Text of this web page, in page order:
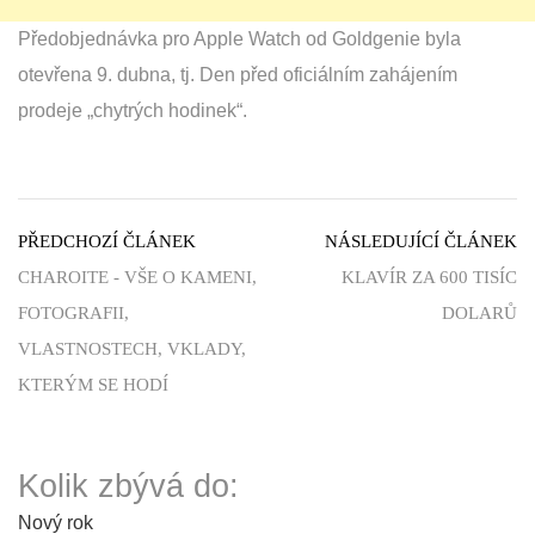
Předobjednávka pro Apple Watch od Goldgenie byla
otevřena 9. dubna, tj. Den před oficiálním zahájením
prodeje „chytrých hodinek“.
PŘEDCHOZÍ ČLÁNEK
CHAROITE - VŠE O KAMENI,
FOTOGRAFII,
VLASTNOSTECH, VKLADY,
KTERÝM SE HODÍ
NÁSLEDUJÍCÍ ČLÁNEK
KLAVÍR ZA 600 TISÍC
DOLARŮ
Kolik zbývá do:
Nový rok